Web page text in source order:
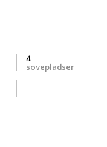
4
sovepladser